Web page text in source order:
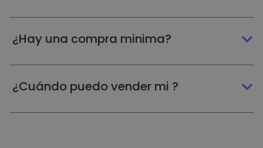
¿Hay una compra minima?
¿Cuándo puedo vender mi ?